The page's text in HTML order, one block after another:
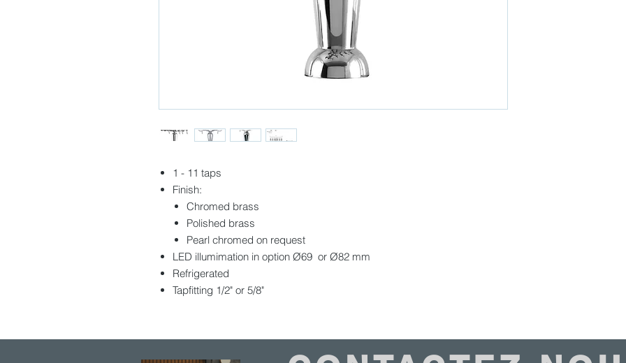
1 - 11 taps
Finish:
Chromed brass
Polished brass
Pearl chromed on request
LED illumimation in option Ø69 or Ø82 mm
Refrigerated
Tapfitting 1/2" or 5/8"